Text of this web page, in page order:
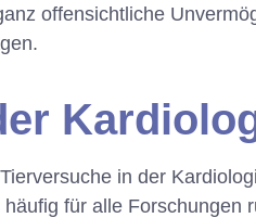
offensichtliche
in der
für alle Forschungen